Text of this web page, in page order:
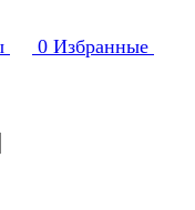
0 Избранные